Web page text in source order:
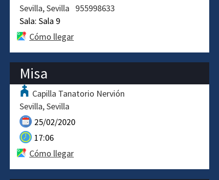
Sevilla Sevilla
955998633
Sala: Sala 9
Cómo llegar
Misa
Capilla Tanatorio Nervión
Sevilla Sevilla
25/02/2020
17:06
Cómo llegar